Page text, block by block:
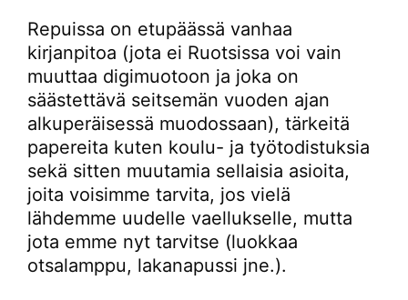
Repuissa on etupäässä vanhaa
kirjanpitoa (jota ei Ruotsissa voi vain
muuttaa digimuotoon ja joka on
säästettävä seitsemän vuoden ajan
alkuperäisessä muodossaan), tärkeitä
papereita kuten koulu- ja työtodistuksia
sekä sitten muutamia sellaisia asioita,
joita voisimme tarvita, jos vielä
lähdemme uudelle vaellukselle, mutta
jota emme nyt tarvitse (luokkaa
otsalamppu, lakanapussi jne.).